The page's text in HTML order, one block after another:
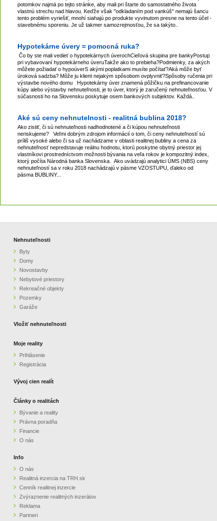
potomkov najmä po tejto stránke, aby mali pri štarte do samostatného života
vlastnú strechu nad hlavou. Keďže však "odkladaním pod vankúš" nemajú šancu
tento problém vyriešiť, mnohí siahajú po produkte vyvinutom presne na tento účel -
stavebnému sporeniu. Je už takmer samozrejmosťou, že sa takýto..
Hypotekárne úvery = pomocná ruka?
Čo by ste mali vedieť o hypotekárnych úverochCieľová skupina pre bankyPostup
pri vybavovaní hypotekárneho úveruTakže ako to prebieha?Podmienky, za akých
môžete požiadať o hypoúverS akými poplatkami musíte počítať?Aká môže byť
úroková sadzba? Môže ju klient nejakým spôsobom ovplyvniť?Spôsoby ručenia pri
výstavbe nového domu Hypotekárny úver znamená pôžičku na prefinancovanie
kúpy alebo výstavby nehnuteľnosti, je to úver, ktorý je zaručený nehnuteľnosťou. V
súčasnosti ho na Slovensku poskytuje osem bankových subjektov. Každá..
Aké sú ceny nehnutelnosti - realitná bublina 2018?
Ako zistiť, či sú nehnuteľnosti nadhodnotené a či kúpou nehnuteľnosti
neriskujeme? Veľmi dobrým zdrojom informácií o tom, či ceny nehnuteľností sú
príliš vysoké alebo či sa už nachádzame v oblasti realitnej bubliny a cena za
nehnuteľnosť nepredstavuje reálnu hodnotu, ktorú poskytne obytný priestor jej
vlastníkovi prostredníctvom možnosti bývania na veľa rokov je kompozitný index,
ktorý počíta Národná banka Slovenska. Ako uvádzajú analytici ÚMS (NBS) ceny
nehnuteľností sa v roku 2018 nachádzajú v pásme VZOSTUPU, ďaleko od
pásma BUBLINY...
Nehnuteľnosti
Byty
Domy
Novostavby
Nebytové priestory
Rekreačné objekty
Pozemky
Garáže
Vložiť nehnuteľnosti
Moje reality
Prihlásenie
Registrácia
Vývoj cien realít
Články o realitách
Bývanie a reality
Právna poradňa
Financie
O nás
Info
O nás
Realitná inzercia na TRH.sk
Cenník realitnej inzercie
Zvýraznenie realitných inzerátov
Reklama
Partneri